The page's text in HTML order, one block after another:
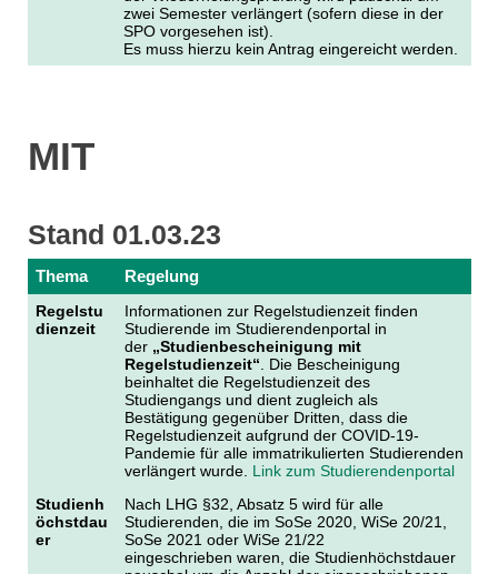
zwei Semester verlängert (sofern diese in der
SPO vorgesehen ist).
Es muss hierzu kein Antrag eingereicht werden.
MIT
Stand 01.03.23
Thema Regelung
Regelstu
dienzeit
Informationen zur Regelstudienzeit finden
Studierende im Studierendenportal in
der„Studienbescheinigung mit
Regelstudienzeit“. Die Bescheinigung
beinhaltet die Regelstudienzeit des
Studiengangs und dient zugleich als
Bestätigung gegenüber Dritten, dass die
Regelstudienzeit aufgrund der COVID-19-
Pandemie für alle immatrikulierten Studierenden
verlängert wurde. Link zum Studierendenportal
Studienh
öchstdau
er
Nach LHG §32, Absatz 5 wird für alle
Studierenden, die im SoSe 2020, WiSe 20/21,
SoSe 2021 oder WiSe 21/22
eingeschrieben waren, die Studienhöchstdauer